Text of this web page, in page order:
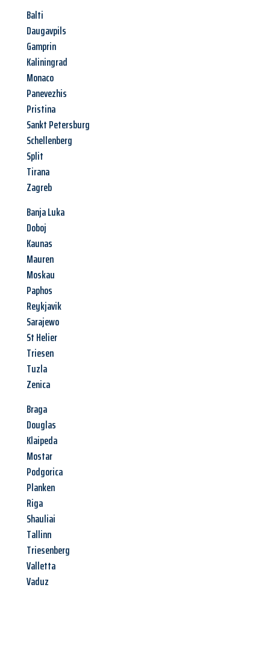
Balti
Daugavpils
Gamprin
Kaliningrad
Monaco
Panevezhis
Pristina
Sankt Petersburg
Schellenberg
Split
Tirana
Zagreb
Banja Luka
Doboj
Kaunas
Mauren
Moskau
Paphos
Reykjavik
Sarajewo
St Helier
Triesen
Tuzla
Zenica
Braga
Douglas
Klaipeda
Mostar
Podgorica
Planken
Riga
Shauliai
Tallinn
Triesenberg
Valletta
Vaduz